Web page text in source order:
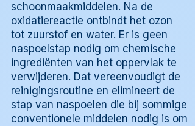
schoonmaakmiddelen. Na de
oxidatiereactie ontbindt het ozon
tot zuurstof en water. Er is geen
naspoelstap nodig om chemische
ingrediënten van het oppervlak te
verwijderen. Dat vereenvoudigt de
reinigingsroutine en elimineert de
stap van naspoelen die bij sommige
conventionele middelen nodig is om